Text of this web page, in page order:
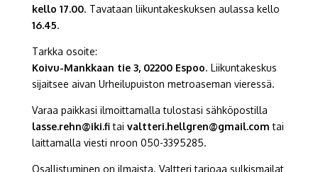
kello 17.00. Tavataan liikuntakeskuksen aulassa kello
16.45.
Tarkka osoite:
Koivu-Mankkaan tie 3, 02200 Espoo. Liikuntakeskus
sijaitsee aivan Urheilupuiston metroaseman vieressä.
Varaa paikkasi ilmoittamalla tulostasi sähköpostilla
lasse.rehn@iki.fitai valtteri.hellgren@gmail.com tai
laittamalla viesti nroon 050-3395285.
Osallistuminen on ilmaista. Valtteri tarjoaa sulkismailat